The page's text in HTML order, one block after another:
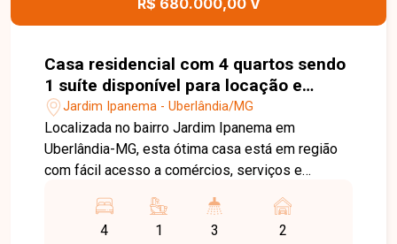
Casa residencial com 4 quartos sendo
1 suíte disponível para locação e
venda no bairro Jardim Ipanema em
Uberlândia-MG
Jardim Ipanema - Uberlândia/MG
Localizada no bairro Jardim Ipanema em
Uberlândia-MG, esta ótima casa está em região
com fácil acesso a comércios, serviços e
praticidade e conforto no dia a dia. Ótima casa
com lindo acabamento em gesso no teto, sendo
4 1 3 2